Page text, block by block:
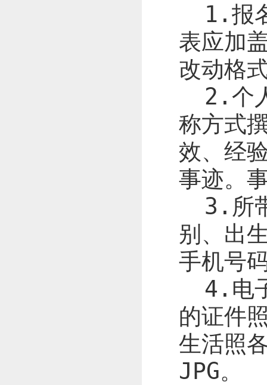
1. 报
表应加
改动格
2. 个
称方式
效、经
事迹。
3. 所
别、出
手机号
4. 电
的证件
生活照
JPG。